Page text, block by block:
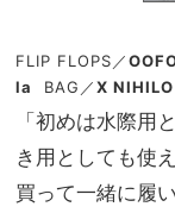
FLIP FLOPS ／
la
BAG ／X NIHILO
「初めは水際用
き用としても使
買って一緒に履